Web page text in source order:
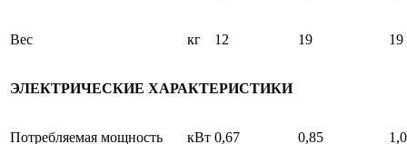
Вес кг 12 19 19
ЭЛЕКТРИЧЕСКИЕ ХАРАКТЕРИСТИКИ
Потребляемая мощность кВт 0,67 0,85